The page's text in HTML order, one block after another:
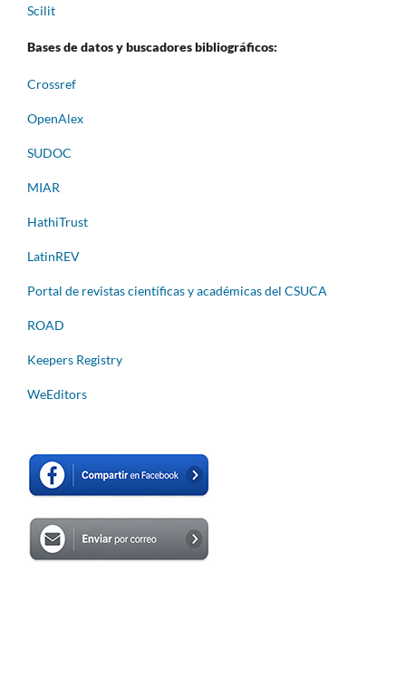
Scilit
Bases de datos y buscadores bibliográficos:
Crossref
OpenAlex
SUDOC
MIAR
HathiTrust
LatinREV
Portal de revistas científicas y académicas del CSUCA
ROAD
Keepers Registry
WeEditors